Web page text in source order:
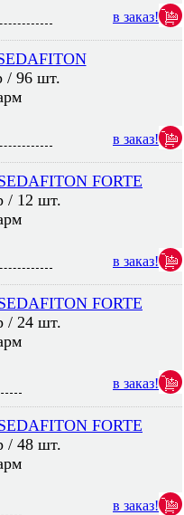
в заказ!
/ 96 шт.
в заказ!
FORTE
/ 12 шт.
в заказ!
FORTE
/ 24 шт.
в заказ!
FORTE
/ 48 шт.
в заказ!